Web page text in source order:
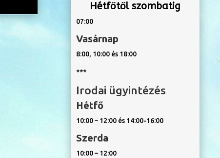
Hétfőtől szombatig
07:00
Vasárnap
8:00, 10:00 és 18:00
***
Irodai ügyintézés
Hétfő
10:00 – 12:00 és 14:00-16:00
Szerda
10:00 – 12:00